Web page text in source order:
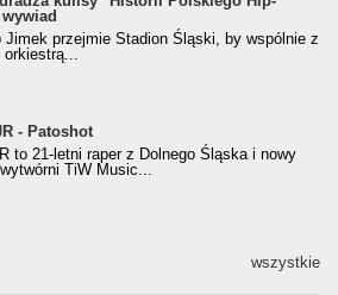
Jimek przejmie Stadion Śląski, by wspólnie z
- Patoshot
to 21-letni raper z Dolnego Śląska i nowy
TiW Music...
wszystkie